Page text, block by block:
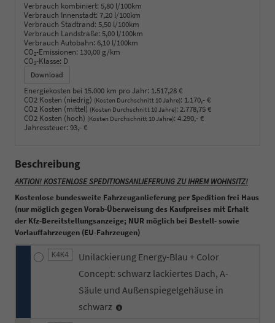
Verbrauch kombiniert: 5,80 l/100km
Verbrauch Innenstadt: 7,20 l/100km
Verbrauch Stadtrand: 5,50 l/100km
Verbrauch Landstraße: 5,00 l/100km
Verbrauch Autobahn: 6,10 l/100km
CO2-Emissionen: 130,00 g/km
CO2-Klasse: D
Download
Energiekosten bei 15.000 km pro Jahr: 1.517,28 €
CO2 Kosten (niedrig) (Kosten Durchschnitt 10 Jahre): 1.170,- €
CO2 Kosten (mittel) (Kosten Durchschnitt 10 Jahre): 2.778,75 €
CO2 Kosten (hoch) (Kosten Durchschnitt 10 Jahre): 4.290,- €
Jahressteuer: 93,- €
Beschreibung
AKTION! KOSTENLOSE SPEDITIONSANLIEFERUNG ZU IHREM WOHNSITZ!
Kostenlose bundesweite Fahrzeuganlieferung per Spedition frei Haus
(nur möglich gegen Vorab-Überweisung des Kaufpreises mit Erhalt
der Kfz-Bereitstellungsanzeige; NUR möglich bei Bestell- sowie
Vorlauffahrzeugen (EU-Fahrzeugen)
K4K4
Unilackierung Energy-Blau + Color
Concept: schwarz lackiertes Dach, A-
Säule und Außenspiegelgehäuse in
schwarz